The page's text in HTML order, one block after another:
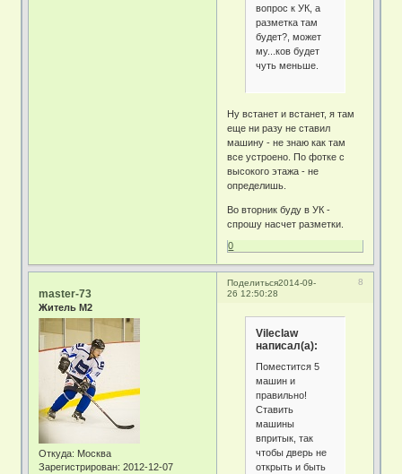
вопрос к УК, а
разметка там
будет?, может
му...ков будет
чуть меньше.
Ну встанет и встанет, я там
еще ни разу не ставил
машину - не знаю как там
все устроено. По фотке с
высокого этажа - не
определишь.
Во вторник буду в УК -
спрошу насчет разметки.
0
Поделиться 8
2014-09-
26 12:50:28
master-73
Житель М2
Откуда: Москва
Зарегистрирован: 2012-12-07
Vileclaw
написал(а):
Поместится 5
машин и
правильно!
Ставить
машины
впритык, так
чтобы дверь не
открыть и быть